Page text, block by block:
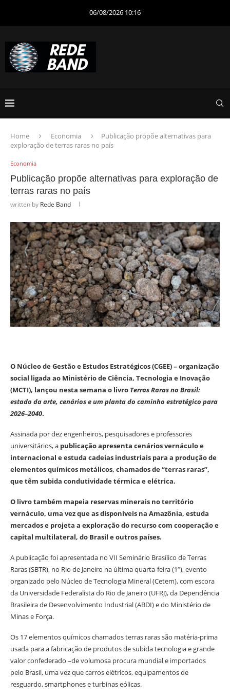
06/08/2026 10:16
Home Economia
Publicação propõe alternativas para
exploração de terras raras no país
Economia
Publicação propõe alternativas para exploração de
terras raras no país
written by Rede Band
O Núcleo de Gestão e Estudos Estratégicos (CGEE) – organização
social ligada ao Ministério de Ciência, Tecnologia e Inovação
(MCTI), lançou nesta semana o livro Terras Raras no Brasil:
estado da arte, cenários e um planta do caminho estratégico para
2026–2040.
Assinada por dez engenheiros, pesquisadores e professores
universitários, a publicação apresenta cenários vernáculo e
internacional e estuda cadeias industriais para a produção de
elementos químicos metálicos, chamados de “terras raras”,
que têm subida condutividade térmica e elétrica.
O livro também mapeia reservas minerais no território
vernáculo, uma vez que as disponíveis na Amazônia, estuda
mercados e projeta a exploração do recurso com cooperação e
capital multilateral, do Brasil e outros países.
A publicação foi apresentada no VII Seminário Brasílico de Terras
Raras (SBTR), no Rio de Janeiro na última quarta-feira (1º), evento
organizado pelo Núcleo de Tecnologia Mineral (Cetem), com escora
da Universidade Federalista do Rio de Janeiro (UFRJ), da Dependência
Brasileira de Desenvolvimento Industrial (ABDI) e do Ministério de
Minas e Força.
Os 17 elementos químicos chamados terras raras são matéria-prima
usada para a fabricação de produtos de subida tecnologia e grande
valor confederado –de volumosa procura mundial e importados
pelo Brasil, uma vez que carros elétricos, equipamentos de
resguardo, smartphones e turbinas eólicas.